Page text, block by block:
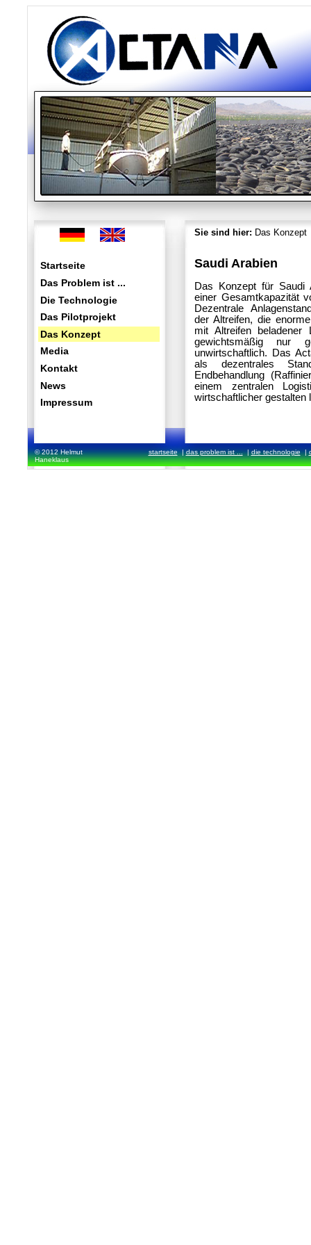
Sie sind hier: Das Konzept
Startseite
Das Problem ist ...
Die Technologie
Das Pilotprojekt
Das Konzept
Media
Kontakt
News
Impressum
Saudi Arabien
Das Konzept für Saudi
einer Gesamtkapazität
Dezentrale
der Altreifen, die
mit Altreifen
gewichtsmäßig nur
unwirtschaftlich. Das
als dezentrales
Endbehandlung
einem zentralen
wirtschaftlicher gestalten
© 2012 Helmut
Haneklaus
startseite|das problem ist ...|die technologie|